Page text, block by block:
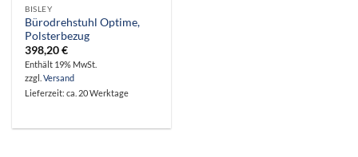
BISLEY
Bürodrehstuhl Optime,
Polsterbezug
398,20€
Enthält 19% MwSt.
zzgl.Versand
Lieferzeit: ca. 20 Werktage